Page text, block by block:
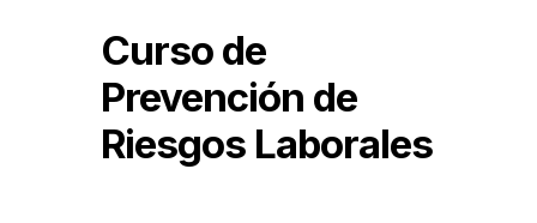
Curso de
Prevención de
Riesgos Laborales